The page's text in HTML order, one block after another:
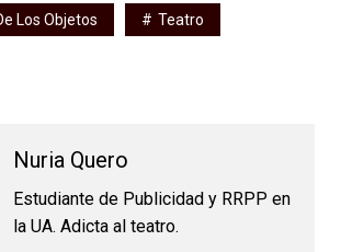
Los Objetos Teatro
Nuria Quero
Estudiante de Publicidad y RRPP en
la UA. Adicta al teatro.